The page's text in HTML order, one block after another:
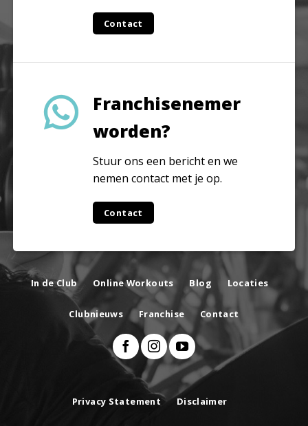
Contact
Franchisenemer
worden?
Stuur ons een bericht en we
nemen contact met je op.
Contact
In de Club Online Workouts Blog Locaties
Clubnieuws Franchise Contact
Privacy Statement Disclaimer